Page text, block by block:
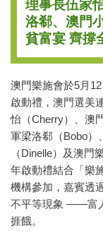
理事⻑伍家
洛郗、澳⾨
貧富宴 ⿑撐
澳門樂施會於5月
啟動禮，澳門選美
怡（Cherry）、澳
軍梁洛郗（Bobo）
（Dinelle）及澳門
年啟動禮結合「樂
機構參加，嘉賓透
不平等現象 ——富
捱餓。